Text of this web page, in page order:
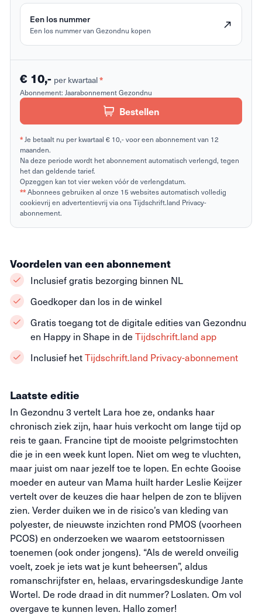
Een los nummer
Een los nummer van Gezondnu kopen
€ 10,- per kwartaal*
Abonnement: Jaarabonnement Gezondnu
Bestellen
*Je betaalt nu per kwartaal € 10,- voor een abonnement van 12
maanden.
Na deze periode wordt het abonnement automatisch verlengd, tegen
het dan geldende tarief.
Opzeggen kan tot vier weken vóór de verlengdatum.
**Abonnees gebruiken al onze 15 websites automatisch volledig
cookievrij en advertentievrij via ons Tijdschrift.land Privacy-
abonnement.
Laatste editie
In Gezondnu 3 vertelt Lara hoe ze, ondanks haar
chronisch ziek zijn, haar huis verkocht om lange tijd op
reis te gaan. Francine tipt de mooiste pelgrimstochten
die je in een week kunt lopen. Niet om weg te vluchten,
maar juist om naar jezelf toe te lopen. En echte Gooise
moeder en auteur van Mama huilt harder Leslie Keijzer
vertelt over de keuzes die haar helpen de zon te blijven
zien. Verder duiken we in de risico’s van kleding van
polyester, de nieuwste inzichten rond PMOS (voorheen
PCOS) en onderzoeken we waarom eetstoornissen
toenemen (ook onder jongens). “Als de wereld onveilig
voelt, zoek je iets wat je kunt beheersen”, aldus
romanschrijfster en, helaas, ervaringsdeskundige Jante
Wortel. De rode draad in dit nummer? Loslaten. Om vol
overgave te kunnen leven. Hallo zomer!
Voordelen van een abonnement
Inclusief gratis bezorging binnen NL
Goedkoper dan los in de winkel
Gratis toegang tot de digitale edities van Gezondnu
en Happy in Shape in de Tijdschrift.land app
Inclusief hetTijdschrift.land Privacy-abonnement